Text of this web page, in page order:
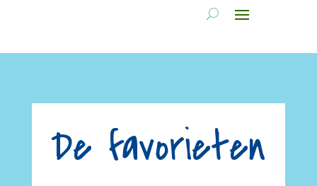
De favorieten